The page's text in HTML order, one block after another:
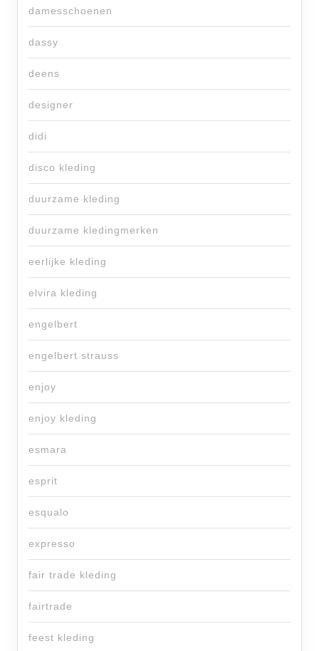
damesschoenen
dassy
deens
designer
didi
disco kleding
duurzame kleding
duurzame kledingmerken
eerlijke kleding
elvira kleding
engelbert
engelbert strauss
enjoy
enjoy kleding
esmara
esprit
esqualo
expresso
fair trade kleding
fairtrade
feest kleding